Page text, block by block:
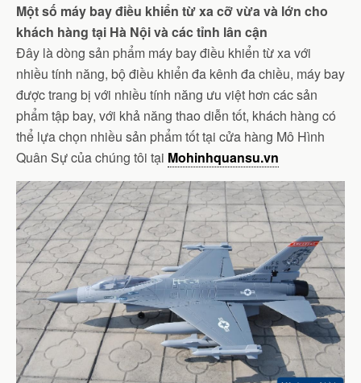
Một số máy bay điều khiển từ xa cỡ vừa và lớn cho
khách hàng tại Hà Nội và các tỉnh lân cận
Đây là dòng sản phẩm máy bay điều khiển từ xa với
nhiều tính năng, bộ điều khiển đa kênh đa chiều, máy bay
được trang bị với nhiều tính năng ưu việt hơn các sản
phẩm tập bay, với khả năng thao diễn tốt, khách hàng có
thể lựa chọn nhiều sản phẩm tốt tại cửa hàng Mô Hình
Quân Sự của chúng tôi tại Mohinhquansu.vn